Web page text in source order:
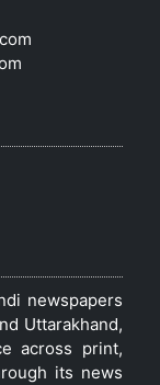
newspapers
Uttarakhand,
across print,
its news